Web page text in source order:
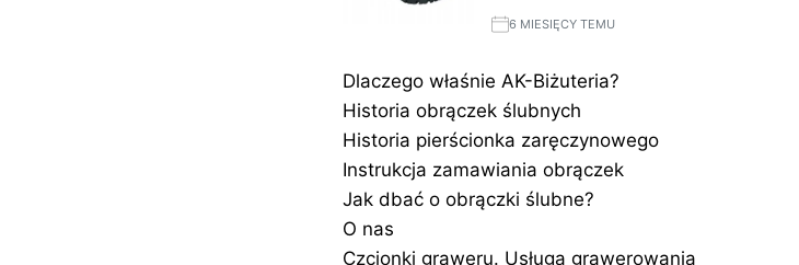
6 MIESIĘCY TEMU
Dlaczego właśnie AK-Biżuteria?
Historia obrączek ślubnych
Historia pierścionka zaręczynowego
Instrukcja zamawiania obrączek
Jak dbać o obrączki ślubne?
O nas
Czcionki graweru. Usługa grawerowania